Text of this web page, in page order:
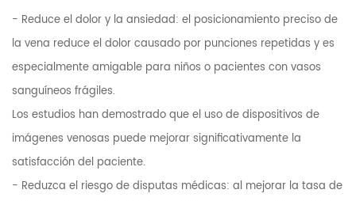
- Reduce el dolor y la ansiedad: el posicionamiento preciso de
la vena reduce el dolor causado por punciones repetidas y es
especialmente amigable para niños o pacientes con vasos
sanguíneos frágiles.
Los estudios han demostrado que el uso de dispositivos de
imágenes venosas puede mejorar significativamente la
satisfacción del paciente.
- Reduzca el riesgo de disputas médicas: al mejorar la tasa de